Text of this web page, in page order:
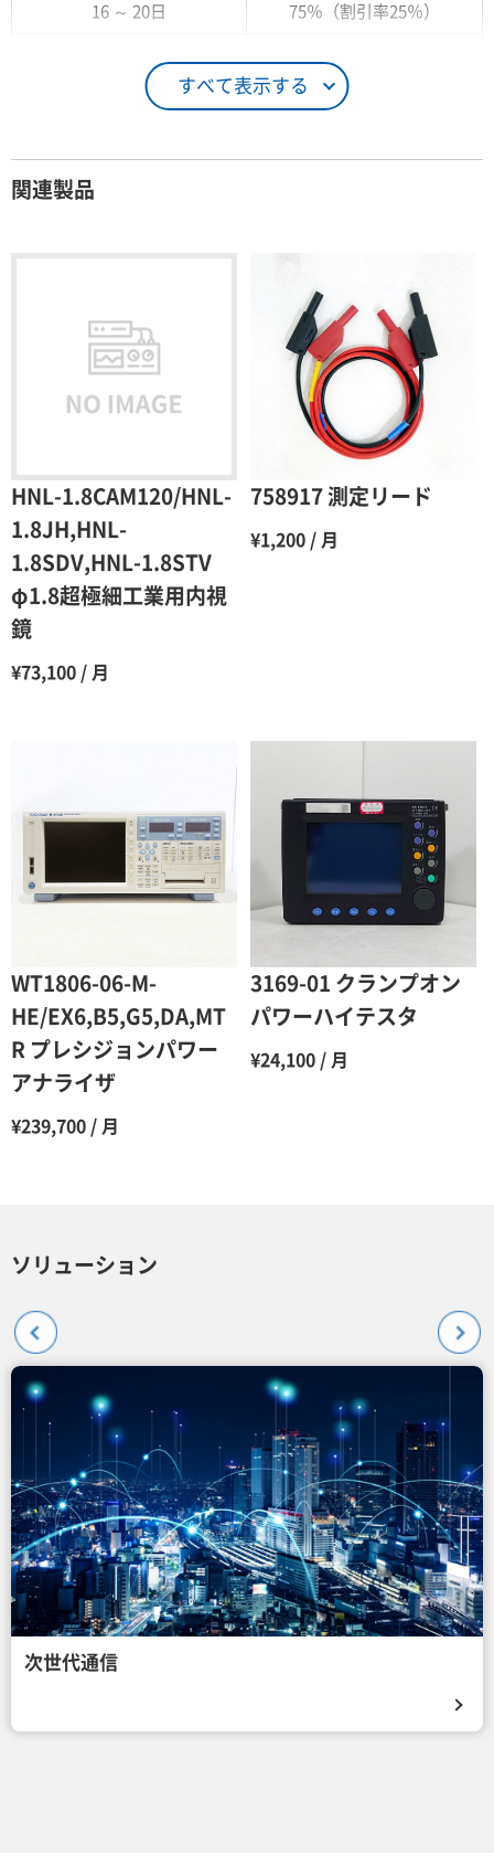
すべて表示する
16 ～ 20日 75％（割引率25％）
26日 ～ 1ヶ月 100％（割引率 0％）
1ヶ月
90％（割引率10％）
3ヶ月 80％（割引率20％）
4ヶ月 75％（割引率25％）
70％（割引率30％）
6ヶ月
7ヶ月
8ヶ月
9ヶ月
関連製品
HNL-1.8CAM120/HNL-
1.8JH,HNL-
1.8SDV,HNL-1.8STV
φ1.8超極細工業用内視
鏡
¥73,100 / 月
758917 測定リード
¥1,200 / 月
WT1806-06-M-
HE/EX6,B5,G5,DA,MT
R プレシジョンパワー
アナライザ
¥239,700 / 月
3169-01 クランプオン
パワーハイテスタ
¥24,100 / 月
ソリューション
次世代通信